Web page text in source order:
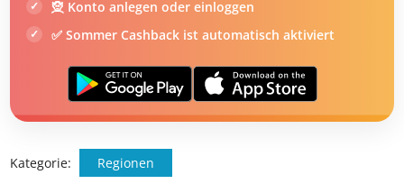
☀️ Bis zu 1.000 € Sommer Cashback
📱 App gratis herunterladen
🧝 Konto anlegen oder einloggen
✅ Sommer Cashback ist automatisch aktiviert